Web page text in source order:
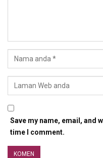
Save my name, email, and
time I comment.